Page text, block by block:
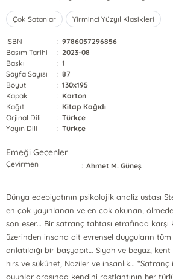
Çok Satanlar Yirminci Yüzyıl Klasikleri
ISBN : 9786057296856
Basım Tarihi
: 2023-08
Baskı
: 1
Sayfa Sayısı
: 87
Boyut
: 130x195
Kapak
: Karton
Kağıt
: Kitap Kağıdı
Orjinal Dili
: Türkçe
Yayın Dili
: Türkçe
Emeği Geçenler
Çevirmen : Ahmet M. Güneş
Dünya edebiyatının psikolojik analiz ustası
en çok yayınlanan ve en çok okunan,
son eser… Bir satranç tahtası etrafında karşı
üzerinden insana ait evrensel duyguların
anlatıldığı bir başyapıt… Siyah ve beyaz,
hırs ve sükûnet, Naziler ve insanlık…
oyunlar arasında kendini rastlantının her